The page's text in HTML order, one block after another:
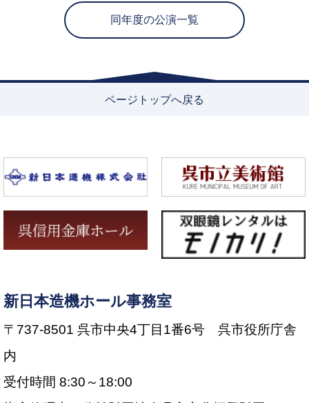
同年度の公演一覧
ページトップへ戻る
新日本造機ホール事務室
〒737-8501 呉市中央4丁目1番6号 呉市役所庁舎
内
受付時間 8:30～18:00